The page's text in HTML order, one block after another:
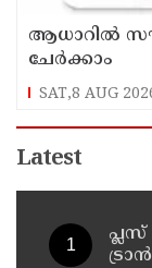
ആധാറിൽ
ചേർക്കാം
SAT,8 AUG
Latest